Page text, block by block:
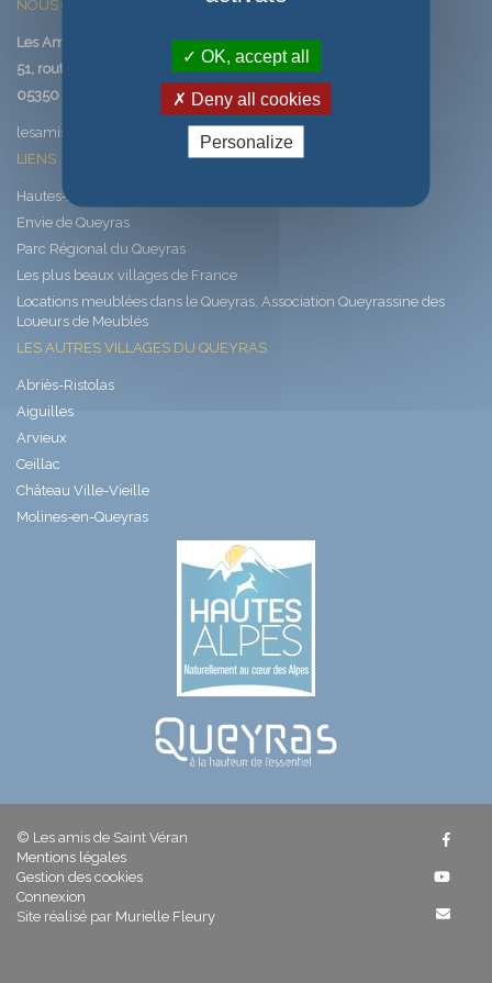
NOUS CONTACTER
Les Amis de Saint-Véran
51, route de Saint-Véran
05350 SAINT-VERAN
lesamisdesaintveran@saintveran.com
LIENS
Hautes-Alpes, les Alpes latines
Envie de Queyras
Parc Régional du Queyras
Les plus beaux villages de France
Locations meublées dans le Queyras, Association Queyrassine des
Loueurs de Meublés
LES AUTRES VILLAGES DU QUEYRAS
Abriès-Ristolas
Aiguilles
Arvieux
Ceillac
Château Ville-Vieille
Molines-en-Queyras
© Les amis de Saint Véran
Mentions légales
Gestion des cookies
Connexion
Site réalisé par Murielle Fleury
OK, accept all
Deny all cookies
Personalize